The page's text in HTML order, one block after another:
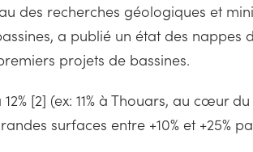
des recherches géologiques et
a publié un état des nappes
projets de bassines.
[2] (ex: 11% à Thouars, au cœur
surfaces entre +10% et +25%